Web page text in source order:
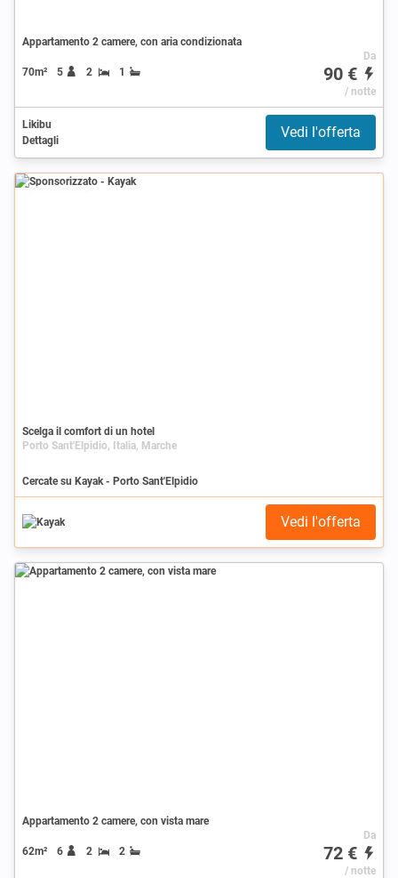
Appartamento 2 camere, con aria condizionata
70m² 5 2 1
Da
90 €
/ notte
Likibu
Dettagli
Vedi l'offerta
Sponsorizzato
Scelga il comfort di un hotel
Porto Sant'Elpidio, Italia, Marche
Cercate su Kayak - Porto Sant'Elpidio
Vedi l'offerta
Appartamento 2 camere, con vista mare
62m² 6 2 2
Da
72 €
/ notte